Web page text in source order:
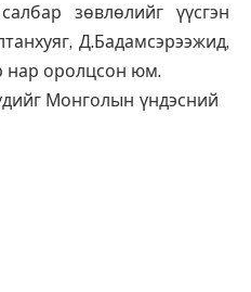
зөвлөлийг үүсгэн
Д.Бадамсэрээжид,
нар оролцсон юм.